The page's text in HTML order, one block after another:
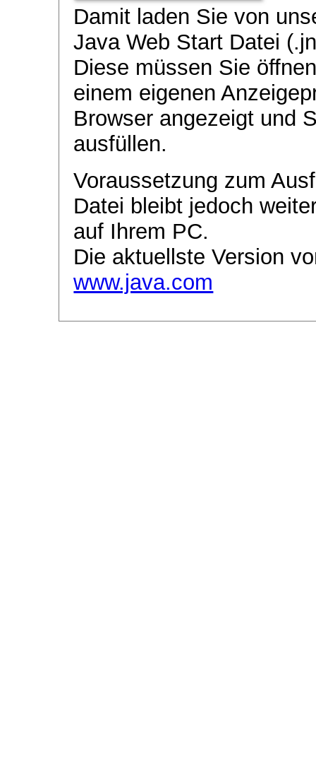
Damit laden Sie von
Java Web Start Datei
Diese müssen Sie
einem eigenen
Browser angezeigt und
ausfüllen.
Voraussetzung zum
Datei bleibt jedoch
auf Ihrem PC.
Die aktuellste Version
www.java.com